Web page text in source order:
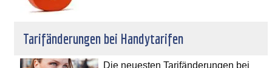
Tarifänderungen bei Handytarifen
Die neuesten Tarifänderungen bei